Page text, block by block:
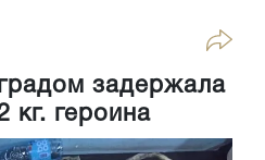
задержала
кг. героина